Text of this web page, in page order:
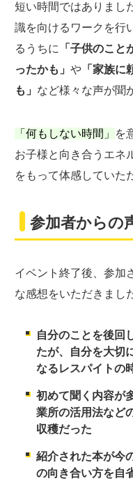
短い時間ではありまし
識を向けるワークを行
るうちに 「子供のこ
ったかも」 や 「家族
も」 など様々な声が聞
「何もしない時間」
を
お子様と向き合うエネ
をもって体感していた
参加者からの
イベント終了後、参加
な感想をいただきまし
自分のことを後回
たが、自分を大切
なるレスパイトの
初めて聞く内容が
業所の活用法など
収穫だった
紹介された本が今
の向き合い方を自